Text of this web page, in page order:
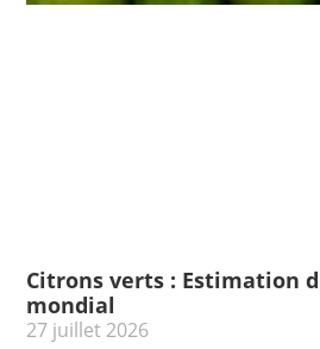
Citrons verts : Estimation
mondial
27 juillet 2026